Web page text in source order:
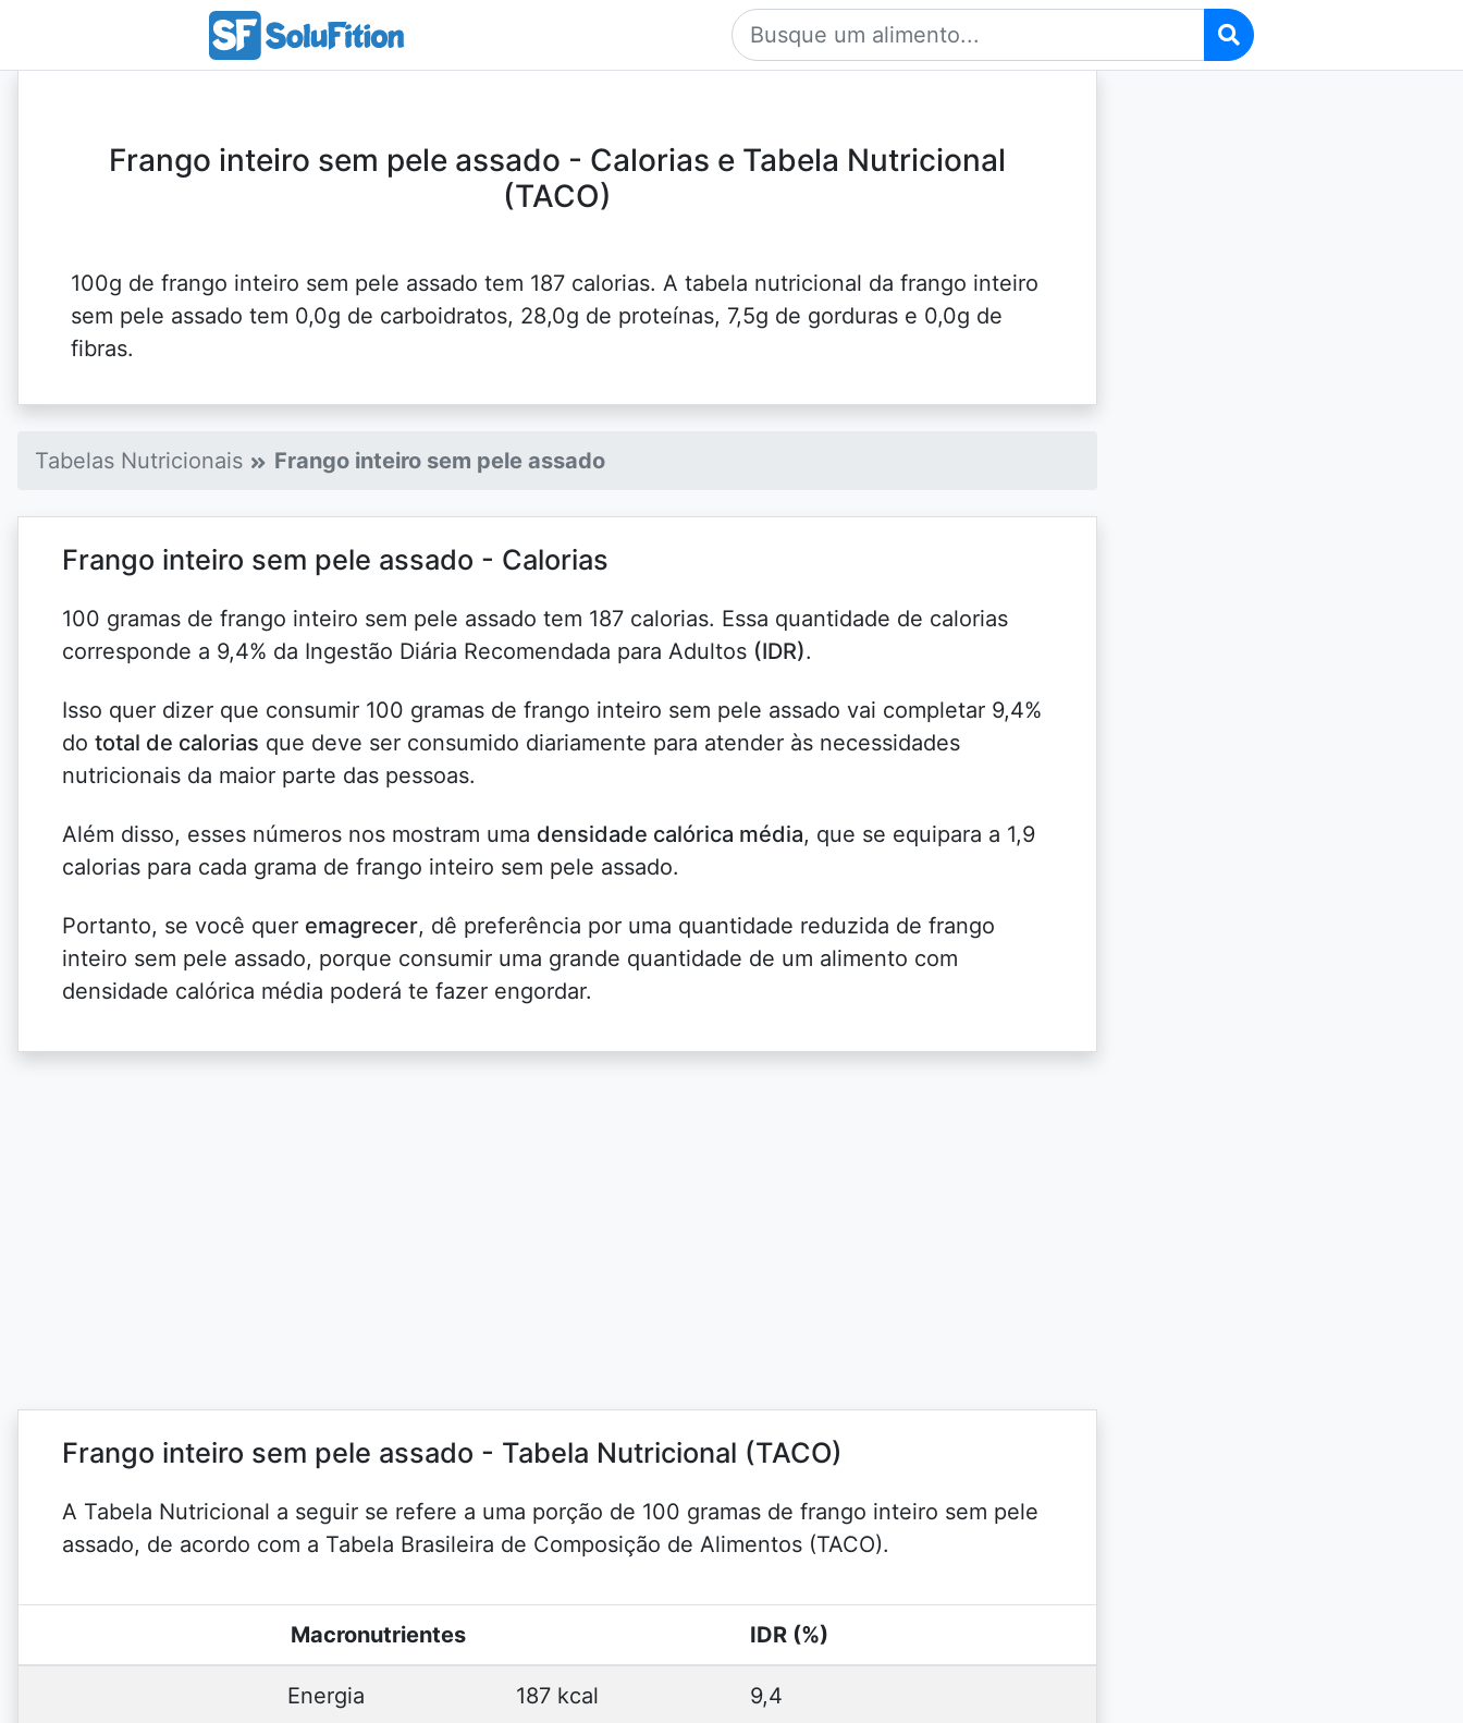
Frango inteiro sem pele assado - Calorias e Tabela Nutricional
(TACO)
100g de frango inteiro sem pele assado tem 187 calorias. A tabela nutricional da frango inteiro
sem pele assado tem 0,0g de carboidratos, 28,0g de proteínas, 7,5g de gorduras e 0,0g de
fibras.
Tabelas Nutricionais Frango inteiro sem pele assado
Frango inteiro sem pele assado - Calorias
100 gramas de frango inteiro sem pele assado tem 187 calorias. Essa quantidade de calorias
corresponde a 9,4% da Ingestão Diária Recomendada para Adultos (IDR).
Isso quer dizer que consumir 100 gramas de frango inteiro sem pele assado vai completar 9,4%
do total de calorias que deve ser consumido diariamente para atender às necessidades
nutricionais da maior parte das pessoas.
Além disso, esses números nos mostram uma densidade calórica média, que se equipara a 1,9
calorias para cada grama de frango inteiro sem pele assado.
Portanto, se você quer emagrecer, dê preferência por uma quantidade reduzida de frango
inteiro sem pele assado, porque consumir uma grande quantidade de um alimento com
densidade calórica média poderá te fazer engordar.
Frango inteiro sem pele assado - Tabela Nutricional (TACO)
A Tabela Nutricional a seguir se refere a uma porção de 100 gramas de frango inteiro sem pele
assado, de acordo com a Tabela Brasileira de Composição de Alimentos (TACO).
Macronutrientes IDR (%)
Energia 187 kcal 9,4